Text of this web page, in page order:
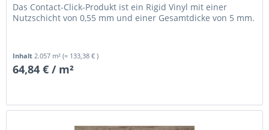
Das Contact-Click-Produkt ist ein Rigid Vinyl mit einer
Nutzschicht von 0,55 mm und einer Gesamtdicke von 5 mm.
Inhalt 2.057 m²(= 133,38 € )
64,84 € / m²